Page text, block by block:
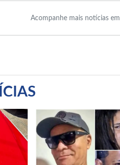
Acompanhe mais notícias em